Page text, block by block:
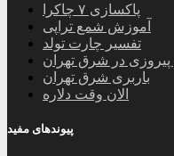
پاکسازی ۷ چاکرا
آموزش شمع تراپی
تفسیر چارت تولد
پیروزی در شرق تهران
باربری شرق تهران
الان وقت دلاره
پیوندهای مفید